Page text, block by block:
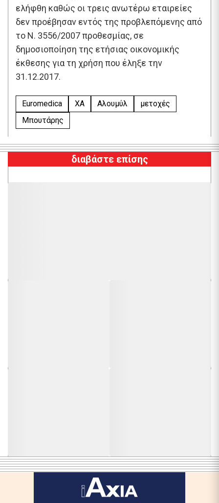
ελήφθη καθώς οι τρεις ανωτέρω εταιρείες
δεν προέβησαν εντός της προβλεπόμενης από
το Ν. 3556/2007 προθεσμίας, σε
δημοσιοποίηση της ετήσιας οικονομικής
έκθεσης για τη χρήση που έληξε την
31.12.2017.
Euromedica XA Αλουμύλ
μετοχές
Μπουτάρης
διαβάστε επίσης